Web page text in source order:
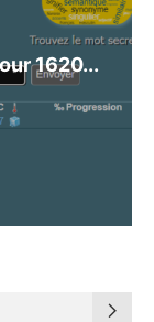
1620...